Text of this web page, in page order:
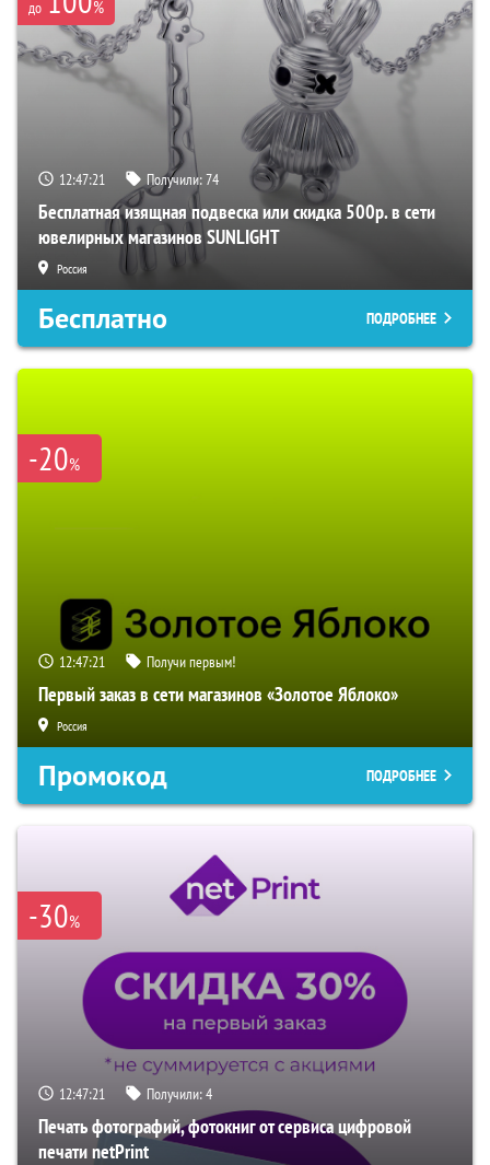
до %
12:47:20 Получили:74
Бесплатная изящная подвеска или скидка 500р. в сети
ювелирных магазинов SUNLIGHT
Россия
Бесплатно ПОДРОБНЕЕ
-20%
12:47:20 Получи первым!
Первый заказ в сети магазинов «Золотое Яблоко»
Россия
Промокод ПОДРОБНЕЕ
-30%
12:47:20 Получили:4
Печать фотографий, фотокниг от сервиса цифровой
печати netPrint